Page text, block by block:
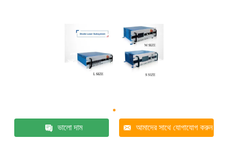
ভালো দাম আমাদের সাথে যোগাযোগ করুন